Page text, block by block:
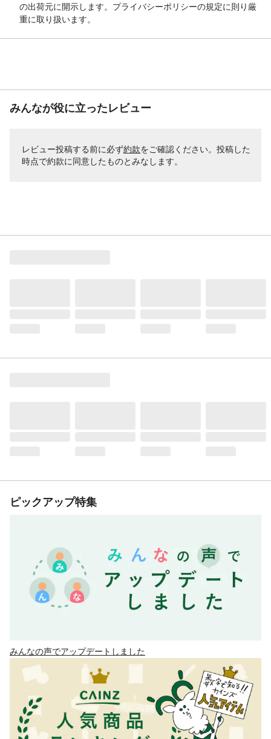
の出荷元に開示します。プライバシーポリシーの規定に則り厳
重に取り扱います。
みんなが役に立ったレビュー
レビュー投稿する前に必ず約款をご確認ください。投稿した
時点で約款に同意したものとみなします。
ピックアップ特集
みんなの声でアップデートしました